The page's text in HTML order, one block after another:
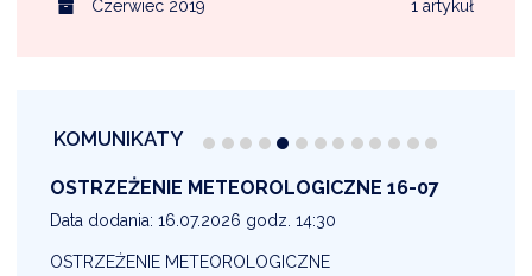
1 artykuł
Czerwiec 2019
KOMUNIKATY
OSTRZEŻENIE METEOROLOGICZNE 16-07
Data dodania: 16.07.2026 godz. 14:30
OSTRZEŻENIE METEOROLOGICZNE